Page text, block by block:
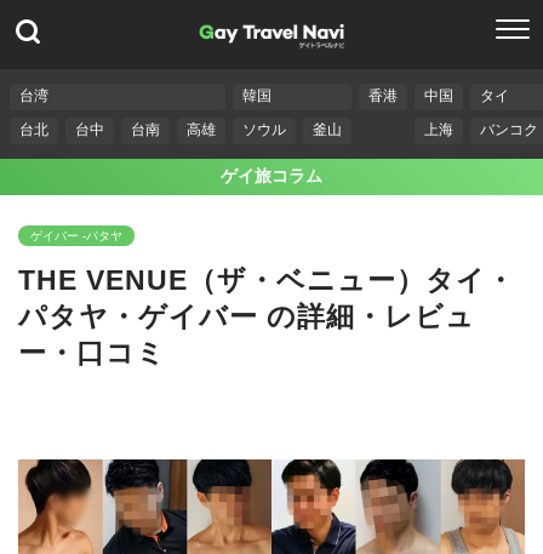
台湾
台北
台中 台南 高雄
韓国
ソウル
釜山
香港
中国
上海
タイ
バンコク
ゲイ旅コラム
ゲイバー -パタヤ
THE VENUE（ザ・ベニュー）タイ・
パタヤ・ゲイバー の詳細・レビュ
ー・口コミ